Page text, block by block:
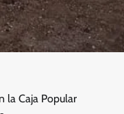
la Caja Popular